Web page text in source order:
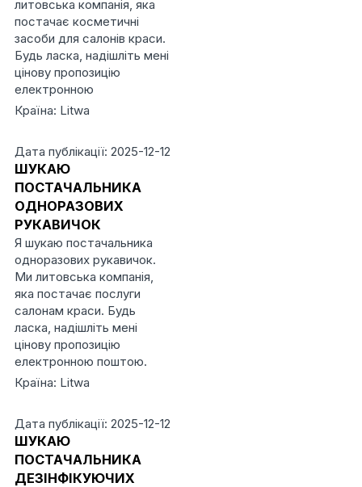
литовська компанія, яка
постачає косметичні
засоби для салонів краси.
Будь ласка, надішліть мені
цінову пропозицію
електронною
Країна: Litwa
Дата публікації: 2025-12-12
ШУКАЮ
ПОСТАЧАЛЬНИКА
ОДНОРАЗОВИХ
РУКАВИЧОК
Я шукаю постачальника
одноразових рукавичок.
Ми литовська компанія,
яка постачає послуги
салонам краси. Будь
ласка, надішліть мені
цінову пропозицію
електронною поштою.
Країна: Litwa
Дата публікації: 2025-12-12
ШУКАЮ
ПОСТАЧАЛЬНИКА
ДЕЗІНФІКУЮЧИХ